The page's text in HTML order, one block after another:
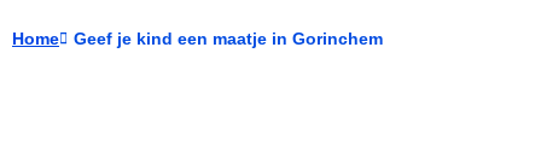
Home Geef je kind een maatje in Gorinchem